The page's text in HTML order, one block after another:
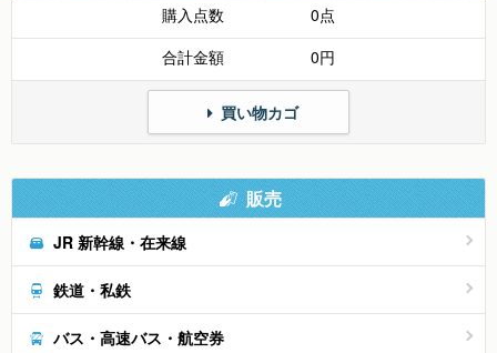
購入点数
0点
合計金額
0円
買い物カゴ
販売
JR 新幹線・在来線
鉄道・私鉄
バス・高速バス・航空券